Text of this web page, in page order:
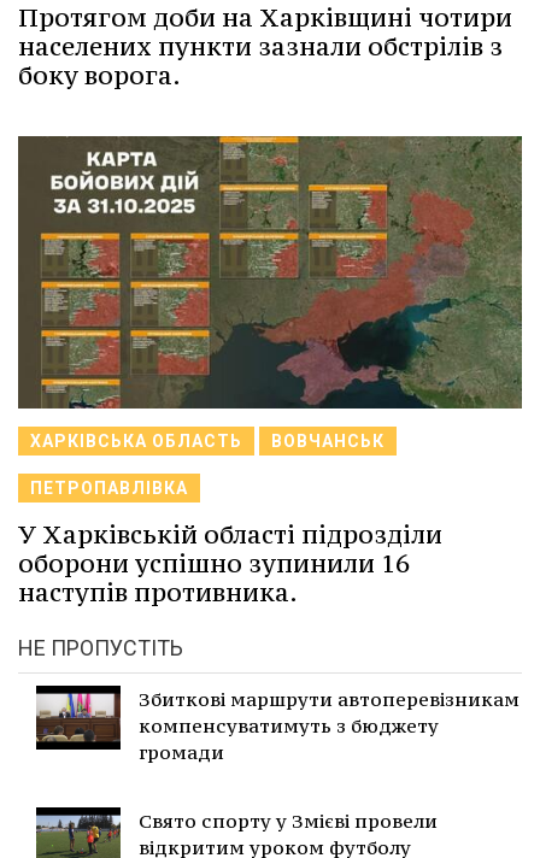
Протягом доби на Харківщині чотири
населених пункти зазнали обстрілів з
боку ворога.
ХАРКІВСЬКА ОБЛАСТЬ ВОВЧАНСЬК
ПЕТРОПАВЛІВКА
У Харківській області підрозділи
оборони успішно зупинили 16
наступів противника.
НЕ ПРОПУСТІТЬ
Збиткові маршрути автоперевізникам
компенсуватимуть з бюджету
громади
Свято спорту у Змієві провели
відкритим уроком футболу